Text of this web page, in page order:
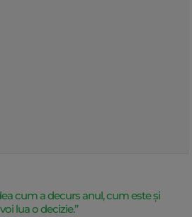
cum a decurs anul, cum este și
lua o decizie.”